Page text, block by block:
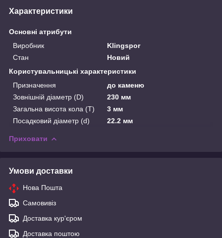
Характеристики
Основні атрибути
Виробник
Klingspor
Стан
Новий
Користувальницькі характеристики
Призначення
до каменю
Зовнішній діаметр (D)
230 мм
Загальна висота кола (T)
3 мм
Посадковий діаметр (d)
22.2 мм
Приховати
Умови доставки
Нова Пошта
Самовивіз
Доставка кур'єром
Доставка поштою